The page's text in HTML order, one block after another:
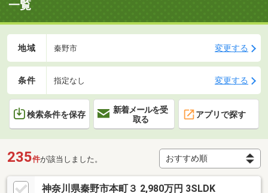
一覧
地域 秦野市 変更する
条件 指定なし 変更する
検索条件を保存
新着メールを受
取る
アプリで探す
235件が該当しました。
神奈川県秦野市本町３ 2,980万円 3SLDK